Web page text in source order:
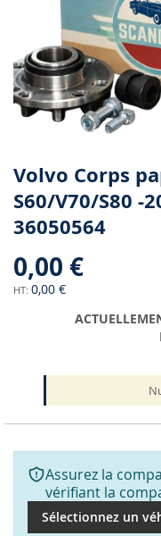
Skip
to
the
beginning
the
images
gallery
Volvo Corps
S60/V70/S80 -
36050564
0,00 €
0,00 €
Assurez la
vérifiant la
Sélectionnez un